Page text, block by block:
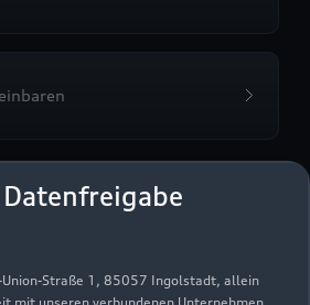
Union-Straße 1, 85057 Ingolstadt, allein
Schmidt GmbH